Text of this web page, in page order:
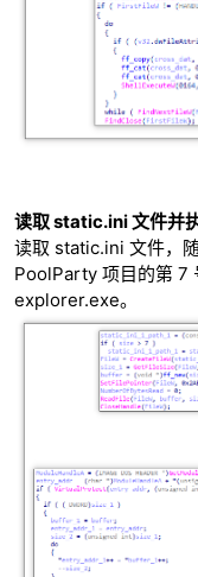
读取 static.ini 文件并
读取 static.ini 文件，
PoolParty 项目的第 7
explorer.exe。